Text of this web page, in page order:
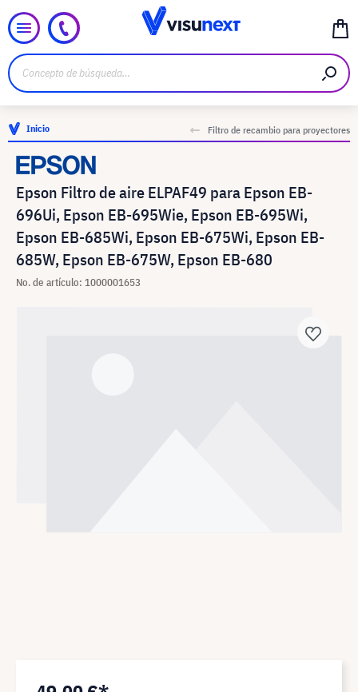
Inicio Filtro de recambio para proyectores
Epson Filtro de aire ELPAF49 para Epson EB-
696Ui, Epson EB-695Wie, Epson EB-695Wi,
Epson EB-685Wi, Epson EB-675Wi, Epson EB-
685W, Epson EB-675W, Epson EB-680
No. de artículo: 1000001653